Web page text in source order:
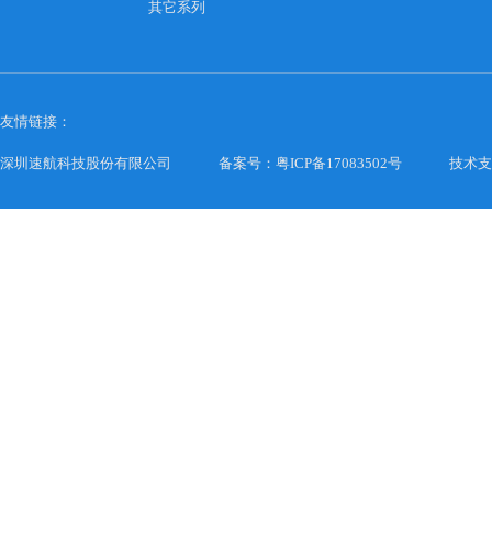
其它系列
友情链接：
深圳速航科技股份有限公司 备案号：粤ICP备17083502号 技术